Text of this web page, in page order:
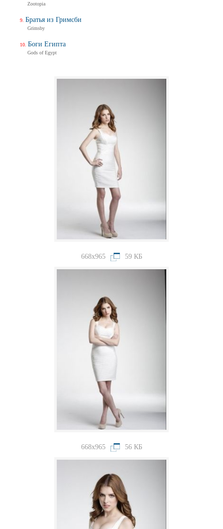
668x965 59 КБ
668x965 56 КБ
Zootopia
Братья из Гримсби
Grimsby
Боги Египта
Gods of Egypt